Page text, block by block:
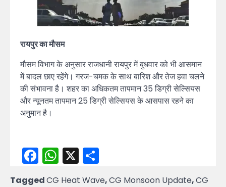
रायपुर का मौसम
मौसम विभाग के अनुसार राजधानी रायपुर में बुधवार को भी आसमान
में बादल छाए रहेंगे। गरज-चमक के साथ बारिश और तेज हवा चलने
की संभावना है। शहर का अधिकतम तापमान 35 डिग्री सेल्सियस
और न्यूनतम तापमान 25 डिग्री सेल्सियस के आसपास रहने का
अनुमान है।
Facebook
WhatsApp
X
TaggedCG Heat Wave,CG Monsoon Update,CG